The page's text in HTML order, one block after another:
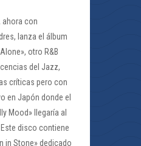
ahora con
lanza el álbum
otro R&B
del Jazz,
críticas pero con
en Japón donde el
Mood» llegaría al
disco contiene
in Stone» dedicado